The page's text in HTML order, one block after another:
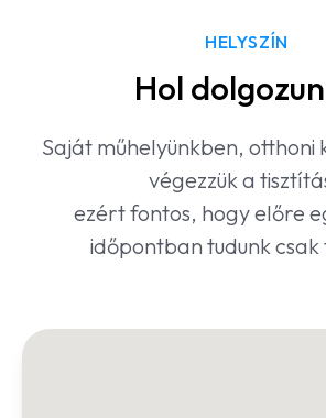
HELYSZÍN
Hol
Saját műhelyünkben, otthoni
végezzük a
ezért fontos, hogy előre
időpontban tudunk csak